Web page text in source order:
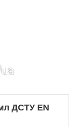
ДСТУ EN